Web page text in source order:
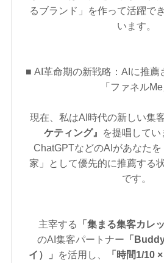
るブランド」を作って活躍で
います。
■ AI革命期の新戦略：AIに推薦
「ファネルMe
現在、私はAI時代の新しい集
ケティング』
を提唱してい
ChatGPTなどのAIがあなた
家」として優先的に推薦する
です。
主宰する 「集まる集客カレッ
のAI集客パートナー 「
イ）」
を活用し、 「時間1/10